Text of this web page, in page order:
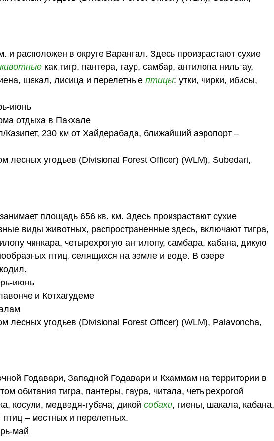
и расположен в округе Варангал. Здесь произрастают сухие
как тигр, пантера, гаур, самбар, антилопа нильгау,
шакал, лисица и перелетныептицы: утки, чирки, ибисы,
июнь
отдыха в Пакхале
Казипет, 230 км от Хайдерабада, ближайший аэропорт –
лесных угодьев (Divisional Forest Officer) (WLM), Subedari,
площадь 656 кв. км. Здесь произрастают сухие
виды животных, распространенные здесь, включают тигра,
чинкара, четырехрогую антилопу, самбара, кабана, дикую
птиц, селящихся на земле и воде. В озере
июнь
и Котхагудеме
лесных угодьев (Divisional Forest Officer) (WLM), Palavoncha,
Годавари, Западной Годавари и Кхаммам на территории в
обитания тигра, пантеры, гаура, читала, четырехрогой
косули, медведя-губача, дикойсобаки, гиены, шакала, кабана,
– местных и перелетных.
май